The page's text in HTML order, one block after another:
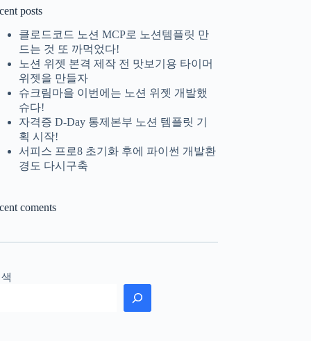
posts
클로드코드 노션 MCP로 노션템플릿 만
드는 것 또 까먹었다!
노션 위젯 본격 제작 전 맛보기용 타이머
위젯을 만들자
슈크림마을 이번에는 노션 위젯 개발했
슈다!
자격증 D-Day 통제본부 노션 템플릿 기
획 시작!
서피스 프로8 초기화 후에 파이썬 개발환
경도 다시구축
coments